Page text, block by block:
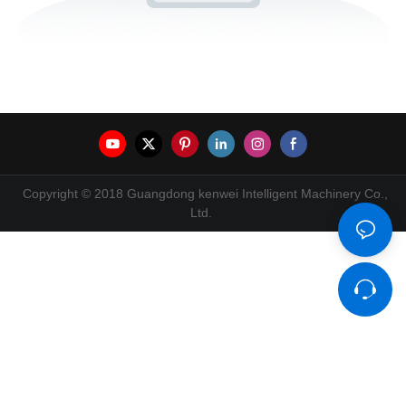
Copyright © 2018 Guangdong kenwei Intelligent Machinery Co.,
Ltd.